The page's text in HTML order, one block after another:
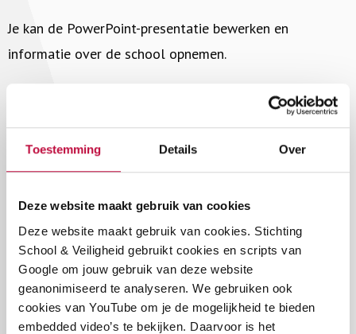
Toestemming Details Over
Deze website maakt gebruik van cookies
Deze website maakt gebruik van cookies. Stichting
School & Veiligheid gebruikt cookies en scripts van
Google om jouw gebruik van deze website
geanonimiseerd te analyseren. We gebruiken ook
cookies van YouTube om je de mogelijkheid te bieden
embedded video’s te bekijken. Daarvoor is het
Je kan de PowerPoint-presentatie bewerken en
informatie over de school opnemen.
Het draaiboek en de PowerPoint-presentatie zijn
Powerpoint ouderavond pesten (vo)